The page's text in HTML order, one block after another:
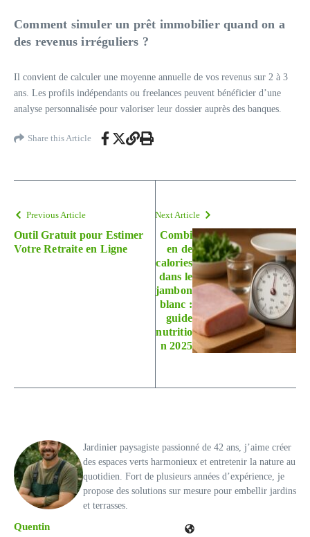
Comment simuler un prêt immobilier quand on a
des revenus irréguliers ?
Il convient de calculer une moyenne annuelle de vos revenus sur 2 à 3
ans. Les profils indépendants ou freelances peuvent bénéficier d’une
analyse personnalisée pour valoriser leur dossier auprès des banques.
Share this Article
Previous Article
Outil Gratuit pour Estimer
Votre Retraite en Ligne
Next Article
Combi
en de
calories
dans le
jambon
blanc :
guide
nutritio
n 2025
Quentin
Jardinier paysagiste passionné de 42 ans, j’aime créer
des espaces verts harmonieux et entretenir la nature au
quotidien. Fort de plusieurs années d’expérience, je
propose des solutions sur mesure pour embellir jardins
et terrasses.